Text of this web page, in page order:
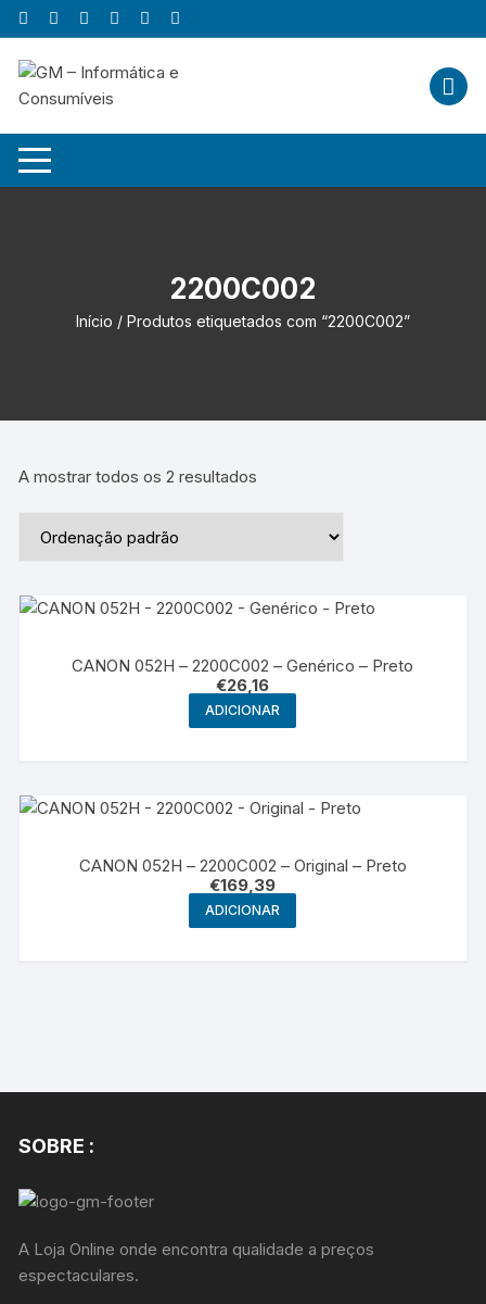
Skip
to
content
2200C002
Início / Produtos etiquetados com “2200C002”
A mostrar todos os 2 resultados
CANON 052H – 2200C002 – Genérico – Preto
€26,16
ADICIONAR
CANON 052H – 2200C002 – Original – Preto
€169,39
ADICIONAR
SOBRE :
A Loja Online onde encontra qualidade a preços
espectaculares.